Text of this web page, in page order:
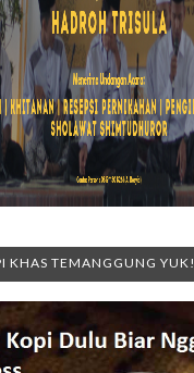
KHAS TEMANGGUNG YUK!